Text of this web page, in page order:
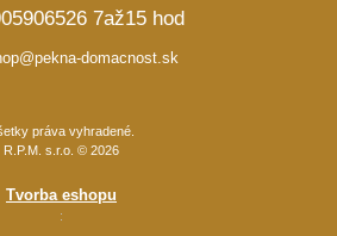
7až15 hod
domacnost.sk
práva vyhradené.
R.P.M. s.r.o. © 2026
Tvorba eshopu
: